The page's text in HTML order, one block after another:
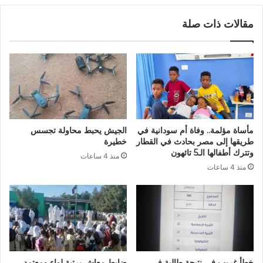
مقالات ذات صلة
مأساة مؤلمة.. وفاة أم سودانية في
طريقها إلى مصر بحادث في القطار
وتترك أطفالها الـ5 تائهون
منذ 4 ساعات
الجيش يحبط محاولة تجسس
خطيرة
منذ 4 ساعات